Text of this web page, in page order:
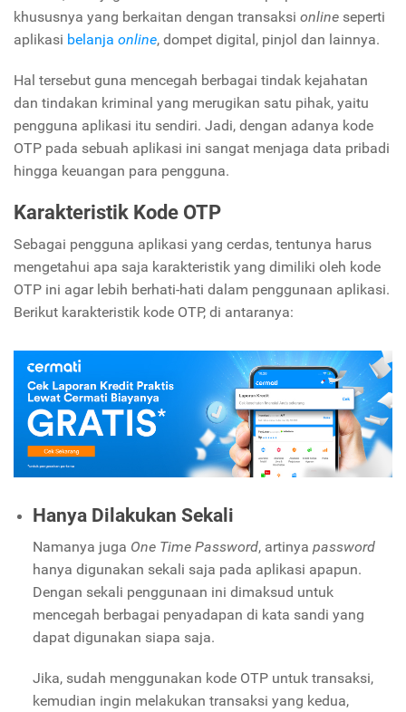
khususnya yang berkaitan dengan transaksi online seperti
aplikasi belanja online, dompet digital, pinjol dan lainnya.
Hal tersebut guna mencegah berbagai tindak kejahatan
dan tindakan kriminal yang merugikan satu pihak, yaitu
pengguna aplikasi itu sendiri. Jadi, dengan adanya kode
OTP pada sebuah aplikasi ini sangat menjaga data pribadi
hingga keuangan para pengguna.
Karakteristik Kode OTP
Sebagai pengguna aplikasi yang cerdas, tentunya harus
mengetahui apa saja karakteristik yang dimiliki oleh kode
OTP ini agar lebih berhati-hati dalam penggunaan aplikasi.
Berikut karakteristik kode OTP, di antaranya:
Hanya Dilakukan Sekali
Namanya juga One Time Password, artinya password
hanya digunakan sekali saja pada aplikasi apapun.
Dengan sekali penggunaan ini dimaksud untuk
mencegah berbagai penyadapan di kata sandi yang
dapat digunakan siapa saja.
Jika, sudah menggunakan kode OTP untuk transaksi,
kemudian ingin melakukan transaksi yang kedua,